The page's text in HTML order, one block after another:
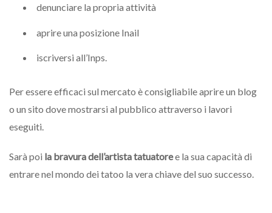
denunciare la propria attività
aprire una posizione Inail
iscriversi all’Inps.
Per essere efficaci sul mercato è consigliabile aprire un blog
o un sito dove mostrarsi al pubblico attraverso i lavori
eseguiti.
Sarà poi la bravura dell’artista tatuatoree la sua capacità di
entrare nel mondo dei tatoo la vera chiave del suo successo.